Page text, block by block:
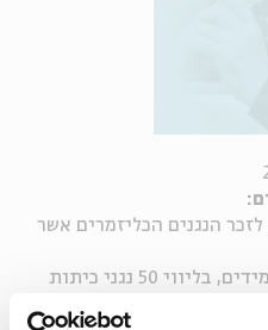
הנגנים הכליזמרים אשר
ותלמידים, בליווי 50 נגני כיתות